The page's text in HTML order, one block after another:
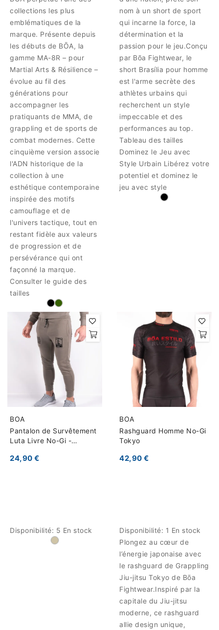
collections les plus
emblématiques de la
marque. Présente depuis
les débuts de BŌA, la
gamme MA-8R – pour
Martial Arts & Résilience –
évolue au fil des
générations pour
accompagner les
pratiquants de MMA, de
grappling et de sports de
combat modernes. Cette
cinquième version associe
l'ADN historique de la
collection à une
esthétique contemporaine
inspirée des motifs
camouflage et de
l'univers tactique, tout en
restant fidèle aux valeurs
de progression et de
persévérance qui ont
façonné la marque.
Consulter le guide des
tailles
nom à un short de sport
qui incarne la force, la
détermination et la
passion pour le jeu.Conçu
par Bõa Fightwear, le
short Brasília pour homme
est l'arme secrète des
athlètes urbains qui
recherchent un style
impeccable et des
performances au top.
Tableau des tailles
Dominez le Jeu avec
Style Urbain Libérez votre
potentiel et dominez le
jeu avec style
BOA
Pantalon de Survêtement
Luta Livre No-Gi -
24,90 €
Disponibilité: 5 En stock
BOA
Rashguard Homme No-Gi
Tokyo
42,90 €
Disponibilité: 1 En stock
Plongez au cœur de
l’énergie japonaise avec
le rashguard de Grappling
Jiu-jitsu Tokyo de Bōa
Fightwear.Inspiré par la
capitale du Jiu-jitsu
moderne, ce rashguard
allie design unique,